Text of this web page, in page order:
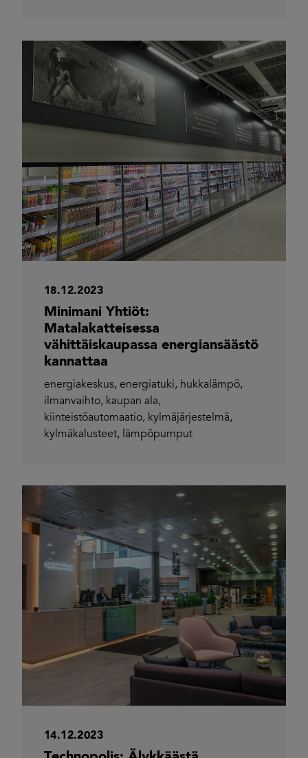
18.12.2023
Minimani Yhtiöt:
Matalakatteisessa
vähittäiskaupassa energiansäästö
kannattaa
energiakeskus, energiatuki, hukkalämpö,
ilmanvaihto, kaupan ala,
kiinteistöautomaatio, kylmäjärjestelmä,
kylmäkalusteet, lämpöpumput
14.12.2023